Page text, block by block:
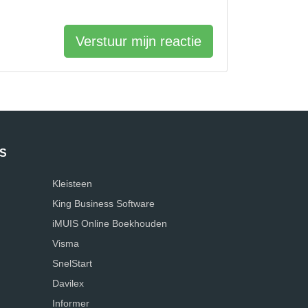
Verstuur mijn reactie
Kleisteen
King Business Software
iMUIS Online Boekhouden
Visma
SnelStart
Davilex
Informer